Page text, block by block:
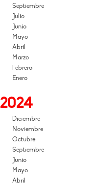
Septiembre
Julio
Junio
Mayo
Abril
Marzo
Febrero
Enero
2024
Diciembre
Noviembre
Octubre
Septiembre
Junio
Mayo
Abril